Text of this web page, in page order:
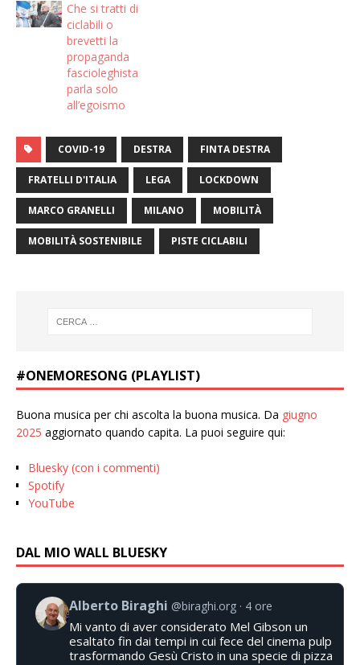
Che si tratti di
ciclabili o
brevetti la
propaganda
fascioleghista
parla solo
all’egoismo
COVID-19 DESTRA FINTA DESTRA
FRATELLI D'ITALIA LEGA LOCKDOWN
MARCO GRANELLI MILANO MOBILITÀ
MOBILITÀ SOSTENIBILE PISTE CICLABILI
#ONEMORESONG (PLAYLIST)
Buona musica per chi ascolta la buona musica. Da giugno
2025 aggiornato quando capita. La puoi seguire qui:
Bluesky (con i commenti)
Spotify
YouTube
DAL MIO WALL BLUESKY
Alberto Biraghi @biraghi.org 4 ore
Mi vanto di aver considerato Mel Gibson un
esaltato fin dai tempi in cui fece del cinema pulp
trasformando Gesù Cristo in una specie di pizza